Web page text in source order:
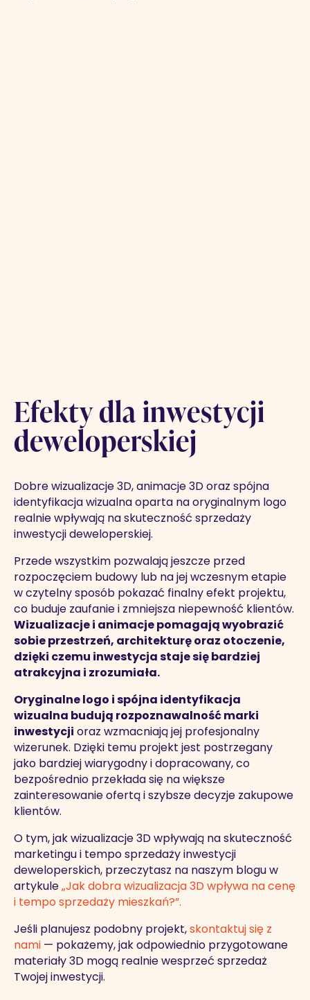
Efekty dla inwestycji
deweloperskiej
Dobre wizualizacje 3D, animacje 3D oraz spójna
identyfikacja wizualna oparta na oryginalnym logo
realnie wpływają na skuteczność sprzedaży
inwestycji deweloperskiej.
Przede wszystkim pozwalają jeszcze przed
rozpoczęciem budowy lub na jej wczesnym etapie
w czytelny sposób pokazać finalny efekt projektu,
co buduje zaufanie i zmniejsza niepewność klientów.
Wizualizacje i animacje pomagają wyobrazić
sobie przestrzeń, architekturę oraz otoczenie,
dzięki czemu inwestycja staje się bardziej
atrakcyjna i zrozumiała.
Oryginalne logo i spójna identyfikacja
wizualna budują rozpoznawalność marki
inwestycji oraz wzmacniają jej profesjonalny
wizerunek. Dzięki temu projekt jest postrzegany
jako bardziej wiarygodny i dopracowany, co
bezpośrednio przekłada się na większe
zainteresowanie ofertą i szybsze decyzje zakupowe
klientów.
O tym, jak wizualizacje 3D wpływają na skuteczność
marketingu i tempo sprzedaży inwestycji
deweloperskich, przeczytasz na naszym blogu w
artykule „Jak dobra wizualizacja 3D wpływa na cenę
i tempo sprzedaży mieszkań?”.
Jeśli planujesz podobny projekt, skontaktuj się z
nami — pokażemy, jak odpowiednio przygotowane
materiały 3D mogą realnie wesprzeć sprzedaż
Twojej inwestycji.